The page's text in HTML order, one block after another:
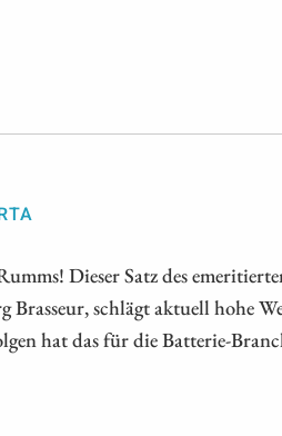
Dieser Satz des
Brasseur, schlägt aktuell hohe
hat das für die Batterie-